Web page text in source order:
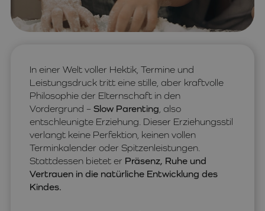
In einer Welt voller Hektik, Termine und
Leistungsdruck tritt eine stille, aber kraftvolle
Philosophie der Elternschaft in den
Vordergrund – Slow Parenting, also
entschleunigte Erziehung. Dieser Erziehungsstil
verlangt keine Perfektion, keinen vollen
Terminkalender oder Spitzenleistungen.
Stattdessen bietet er Präsenz, Ruhe und
Vertrauen in die natürliche Entwicklung des
Kindes.